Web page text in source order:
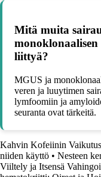
Mitä muita
liittyä?
MGUS ja
veren ja luuytimen
lymfoomiin ja
seuranta ovat tärkeitä.
Kahvin Kofeiinin
niiden käyttö • Nesteen
Viiltely ja Itsensä